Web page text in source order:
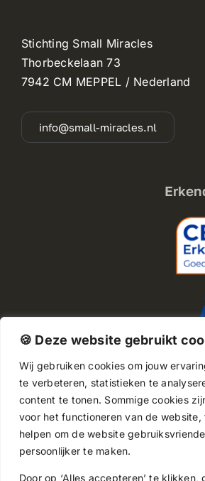
🍪 Deze website gebruikt
Wij gebruiken cookies om jouw
te verbeteren, statistieken te
content te tonen. Sommige cookies
voor het functioneren van de website,
helpen om de website
persoonlijker te maken.
Door op ‘Alles accepteren’ te klikken,
Stichting Small Miracles
Thorbeckelaan 73
7942 CM MEPPEL / Nederland
info@small-miracles.nl
©2023• De website van
Small Miracles is ontwikkeld
SMP Media